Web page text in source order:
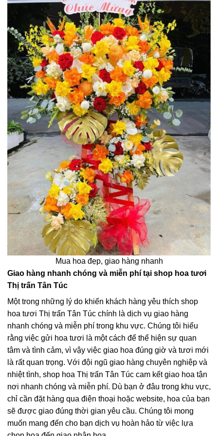
Mua hoa đẹp, giao hàng nhanh
Giao hàng nhanh chóng và miễn phí tại shop hoa tươi
Thị trấn Tân Túc
Một trong những lý do khiến khách hàng yêu thích shop
hoa tươi Thị trấn Tân Túc chính là dịch vụ giao hàng
nhanh chóng và miễn phí trong khu vực. Chúng tôi hiểu
rằng việc gửi hoa tươi là một cách để thể hiện sự quan
tâm và tình cảm, vì vậy việc giao hoa đúng giờ và tươi mới
là rất quan trọng. Với đội ngũ giao hàng chuyên nghiệp và
nhiệt tình, shop hoa Thị trấn Tân Túc cam kết giao hoa tận
nơi nhanh chóng và miễn phí. Dù bạn ở đâu trong khu vực,
chỉ cần đặt hàng qua điện thoại hoặc website, hoa của bạn
sẽ được giao đúng thời gian yêu cầu. Chúng tôi mong
muốn mang đến cho bạn dịch vụ hoàn hảo từ việc lựa